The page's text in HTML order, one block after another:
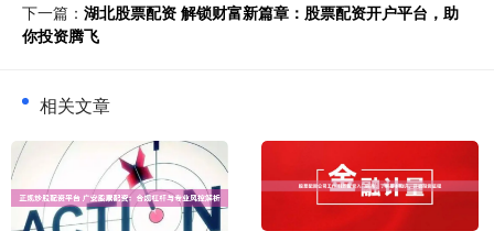
下一篇： 湖北股票配资 解锁财富新篇章：股票配资开户平台，助
你投资腾飞
相关文章